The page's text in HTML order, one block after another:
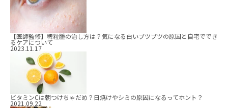
【医師監修】稗粒腫の治し方は？気になる白いブツブツの原因と自宅ででき
るケアについて
2023.11.17
ビタミンCは朝つけちゃだめ？日焼けやシミの原因になるってホント？
2021.09.22